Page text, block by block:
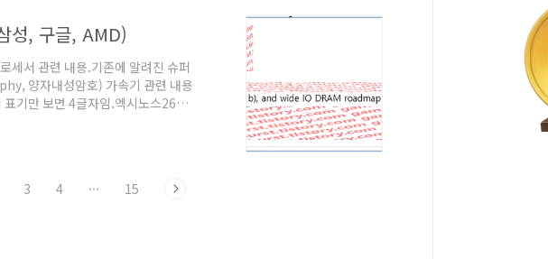
성, 구글, AMD)
세서 관련 내용.기존에 알려진 슈퍼
양자내성암호) 가속기 관련 내용
기만 보면 4글자임.엑시노스2600
를 보면 글자수를 제대로 지키고
3 4 ··· 15